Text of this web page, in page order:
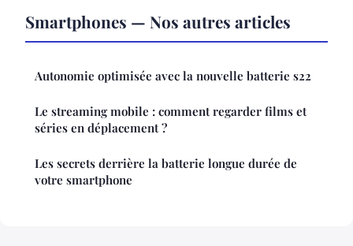
Smartphones — Nos autres articles
Autonomie optimisée avec la nouvelle batterie s22
Le streaming mobile : comment regarder films et
séries en déplacement ?
Les secrets derrière la batterie longue durée de
votre smartphone